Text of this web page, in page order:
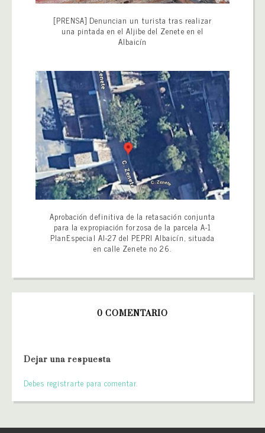
[PRENSA] Denuncian un turista tras realizar
una pintada en el Aljibe del Zenete en el
Albaicín
Aprobación definitiva de la retasación conjunta
para la expropiación forzosa de la parcela A-1
PlanEspecial AI-27 del PEPRI Albaicín, situada
en calle Zenete no 26.
0 COMENTARIO
Dejar una respuesta
Debes registrarte para comentar.